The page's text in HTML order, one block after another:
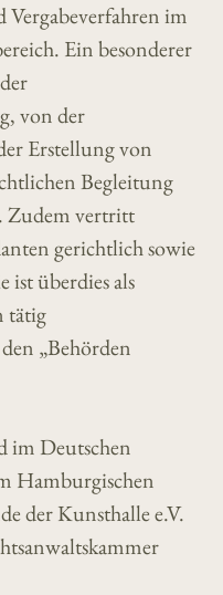
Vergabeverfahren im
Ein besonderer
von der
Erstellung von
Begleitung
Zudem vertritt
gerichtlich sowie
ist überdies als
tätig
„Behörden
im Deutschen
Hamburgischen
der Kunsthalle e.V.